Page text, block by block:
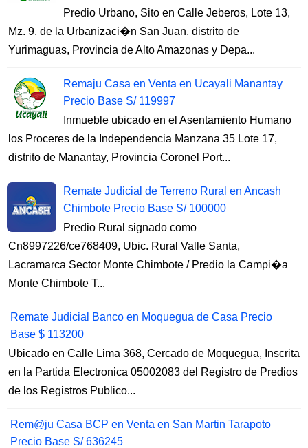
Predio Urbano, Sito en Calle Jeberos, Lote 13,
Mz. 9, de la Urbanizaci�n San Juan, distrito de
Yurimaguas, Provincia de Alto Amazonas y Depa...
Remaju Casa en Venta en Ucayali Manantay
Precio Base S/ 119997
Inmueble ubicado en el Asentamiento Humano
los Proceres de la Independencia Manzana 35 Lote 17,
distrito de Manantay, Provincia Coronel Port...
Remate Judicial de Terreno Rural en Ancash
Chimbote Precio Base S/ 100000
Predio Rural signado como
Cn8997226/ce768409, Ubic. Rural Valle Santa,
Lacramarca Sector Monte Chimbote / Predio la Campi�a
Monte Chimbote T...
Remate Judicial Banco en Moquegua de Casa Precio
Base $ 113200
Ubicado en Calle Lima 368, Cercado de Moquegua, Inscrita
en la Partida Electronica 05002083 del Registro de Predios
de los Registros Publico...
Rem@ju Casa BCP en Venta en San Martin Tarapoto
Precio Base S/ 636245